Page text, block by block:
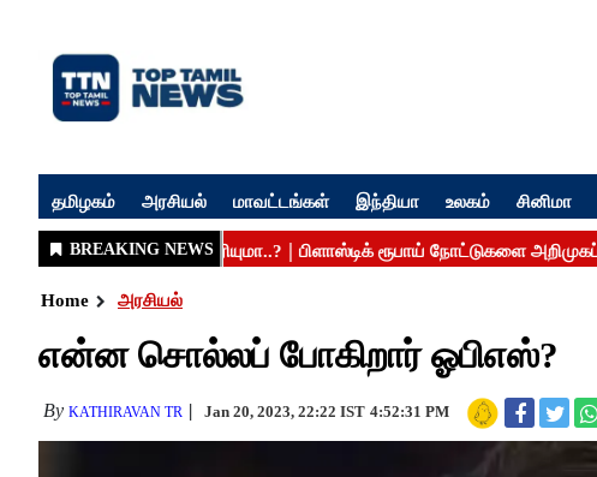
தமிழகம் அரசியல் மாவட்டங்கள் இந்தியா உலகம் சினிமா
Home அரசியல்
என்ன சொல்லப் போகிறார் ஓபிஎஸ்?
By KATHIRAVAN TR Jan 20, 2023, 22:22 IST 4:52:31 PM